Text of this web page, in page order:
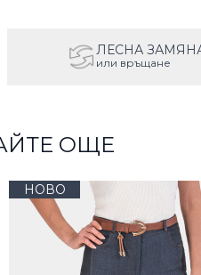
ЛЕСНА
или връщане
ОЩЕ
НОВО